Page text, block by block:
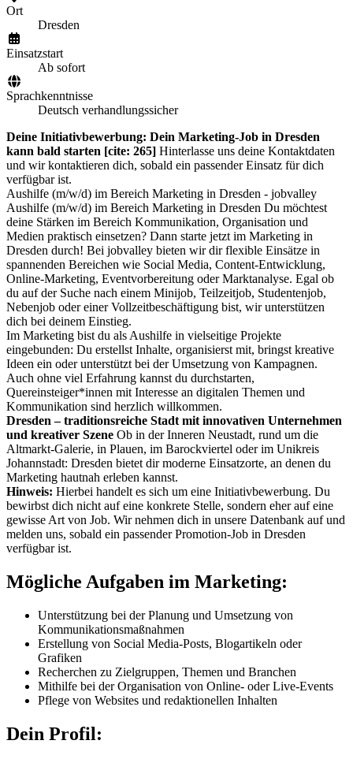
Ort
Dresden
Einsatzstart
Ab sofort
Sprachkenntnisse
Deutsch verhandlungssicher
Deine Initiativbewerbung: Dein Marketing-Job in Dresden
kann bald starten [cite: 265] Hinterlasse uns deine Kontaktdaten
und wir kontaktieren dich, sobald ein passender Einsatz für dich
verfügbar ist.
Aushilfe (m/w/d) im Bereich Marketing in Dresden - jobvalley
Aushilfe (m/w/d) im Bereich Marketing in Dresden Du möchtest
deine Stärken im Bereich Kommunikation, Organisation und
Medien praktisch einsetzen? Dann starte jetzt im Marketing in
Dresden durch! Bei jobvalley bieten wir dir flexible Einsätze in
spannenden Bereichen wie Social Media, Content-Entwicklung,
Online-Marketing, Eventvorbereitung oder Marktanalyse. Egal ob
du auf der Suche nach einem Minijob, Teilzeitjob, Studentenjob,
Nebenjob oder einer Vollzeitbeschäftigung bist, wir unterstützen
dich bei deinem Einstieg.
Im Marketing bist du als Aushilfe in vielseitige Projekte
eingebunden: Du erstellst Inhalte, organisierst mit, bringst kreative
Ideen ein oder unterstützt bei der Umsetzung von Kampagnen.
Auch ohne viel Erfahrung kannst du durchstarten,
Quereinsteiger*innen mit Interesse an digitalen Themen und
Kommunikation sind herzlich willkommen.
Dresden – traditionsreiche Stadt mit innovativen Unternehmen
und kreativer Szene Ob in der Inneren Neustadt, rund um die
Altmarkt-Galerie, in Plauen, im Barockviertel oder im Unikreis
Johannstadt: Dresden bietet dir moderne Einsatzorte, an denen du
Marketing hautnah erleben kannst.
Hinweis: Hierbei handelt es sich um eine Initiativbewerbung. Du
bewirbst dich nicht auf eine konkrete Stelle, sondern eher auf eine
gewisse Art von Job. Wir nehmen dich in unsere Datenbank auf und
melden uns, sobald ein passender Promotion-Job in Dresden
verfügbar ist.
Mögliche Aufgaben im Marketing:
Unterstützung bei der Planung und Umsetzung von
Kommunikationsmaßnahmen
Erstellung von Social Media-Posts, Blogartikeln oder
Grafiken
Recherchen zu Zielgruppen, Themen und Branchen
Mithilfe bei der Organisation von Online- oder Live-Events
Pflege von Websites und redaktionellen Inhalten
Dein Profil: